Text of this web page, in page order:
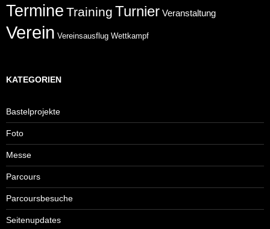
Termine Training Turnier Veranstaltung
Verein Vereinsausflug Wettkampf
KATEGORIEN
Bastelprojekte
Foto
Messe
Parcours
Parcoursbesuche
Seitenupdates